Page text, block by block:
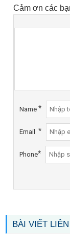
Cảm ơn các
Name *
Email *
Phone*
BÀI VIẾT